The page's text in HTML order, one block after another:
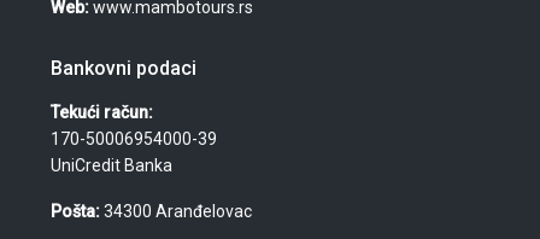
Web:www.mambotours.rs
Bankovni podaci
Tekući račun:
170-50006954000-39
UniCredit Banka
Pošta:34300 Aranđelovac